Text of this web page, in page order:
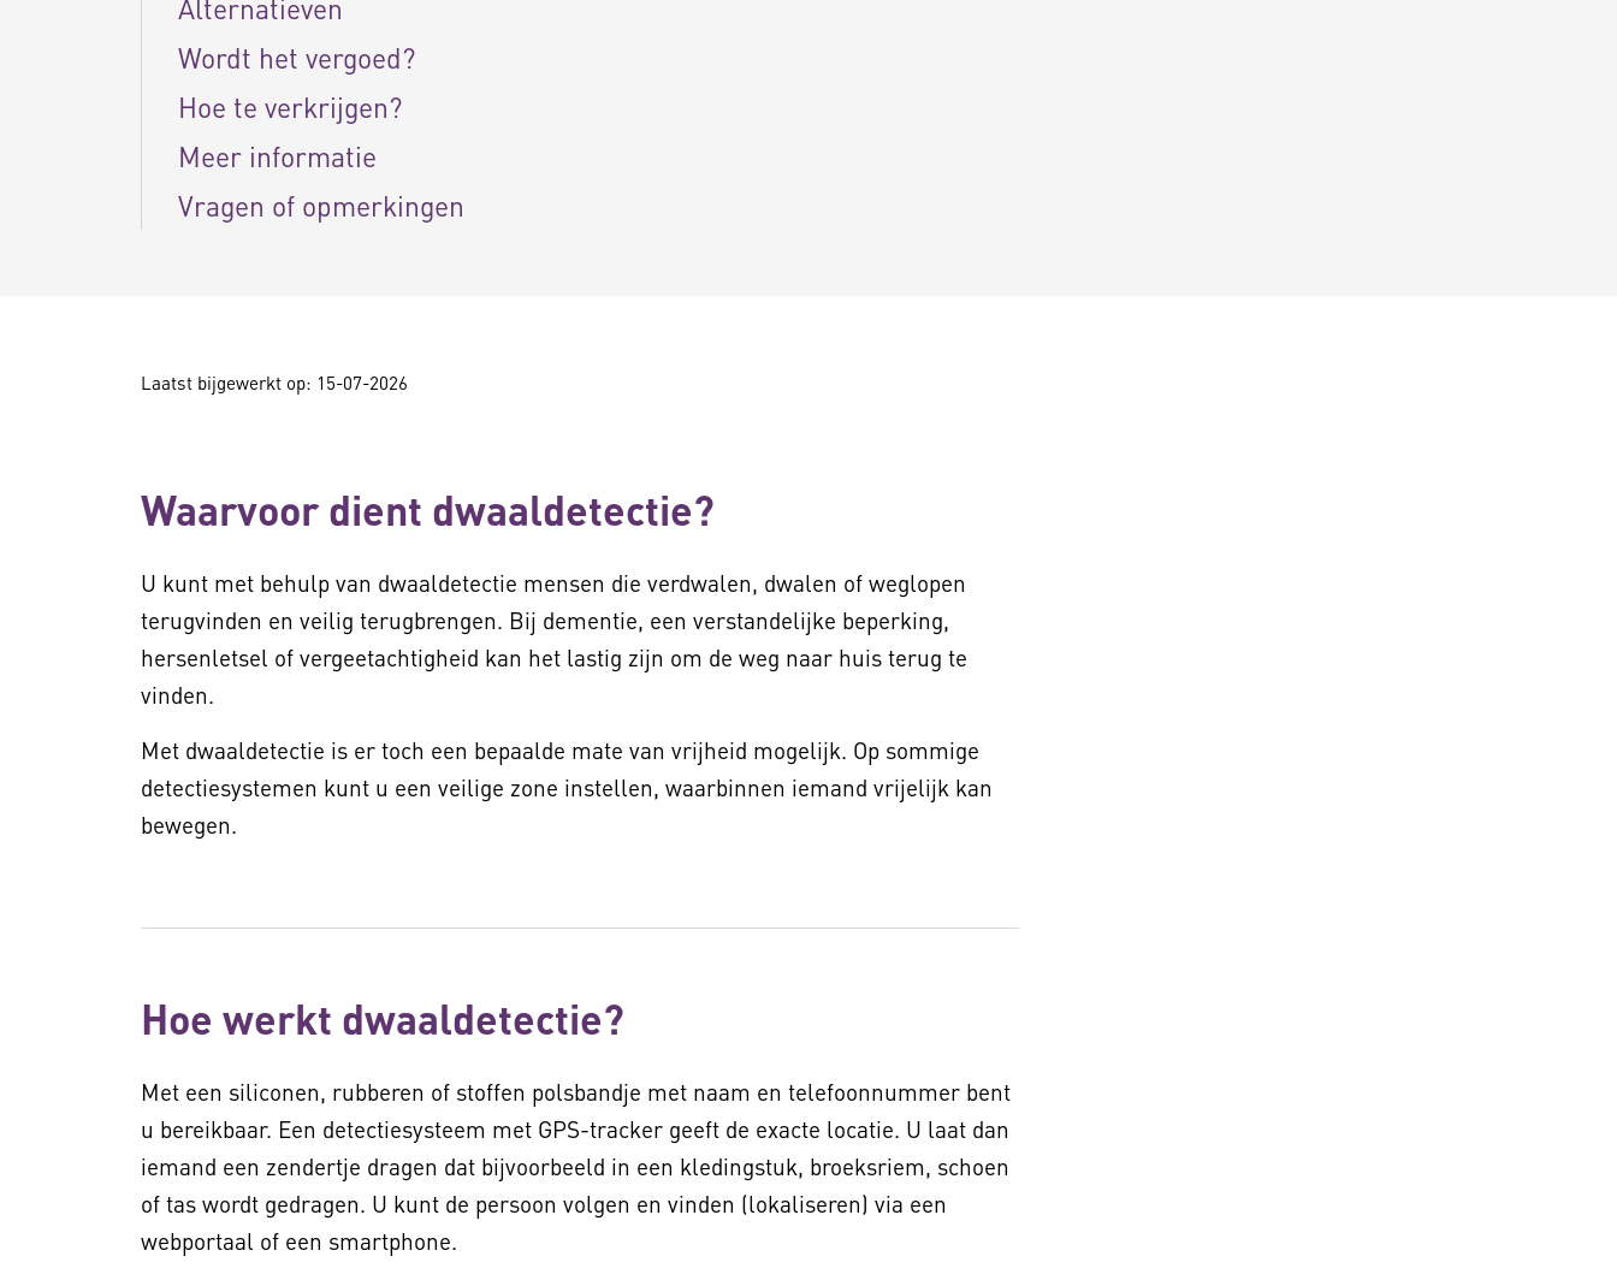
Alternatieven
Wordt het vergoed?
Hoe te verkrijgen?
Meer informatie
Vragen of opmerkingen
Laatst bijgewerkt op: 15-07-2026
Waarvoor dient dwaaldetectie?
U kunt met behulp van dwaaldetectie mensen die verdwalen, dwalen of weglopen
terugvinden en veilig terugbrengen. Bij dementie, een verstandelijke beperking,
hersenletsel of vergeetachtigheid kan het lastig zijn om de weg naar huis terug te
vinden.
Met dwaaldetectie is er toch een bepaalde mate van vrijheid mogelijk. Op sommige
detectiesystemen kunt u een veilige zone instellen, waarbinnen iemand vrijelijk kan
bewegen.
Hoe werkt dwaaldetectie?
Met een siliconen, rubberen of stoffen polsbandje met naam en telefoonnummer bent
u bereikbaar. Een detectiesysteem met GPS-tracker geeft de exacte locatie. U laat dan
iemand een zendertje dragen dat bijvoorbeeld in een kledingstuk, broeksriem, schoen
of tas wordt gedragen. U kunt de persoon volgen en vinden (lokaliseren) via een
webportaal of een smartphone.